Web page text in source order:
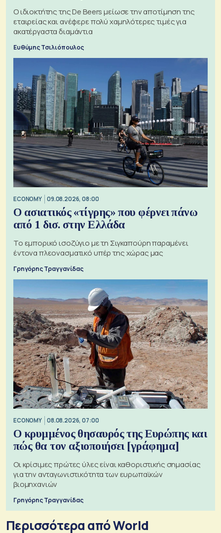
Ο ιδιοκτήτης της De Beers μείωσε την αποτίμηση της
εταιρείας και ανέφερε πολύ χαμηλότερες τιμές για
ακατέργαστα διαμάντια
Ευθύμης Τσιλιόπουλος
ECONOMY 09.08.2026, 08:00
Ο ασιατικός «τίγρης» που φέρνει πάνω
από 1 δισ. στην Ελλάδα
Το εμπορικό ισοζύγιο με τη Σιγκαπούρη παραμένει
έντονα πλεονασματικό υπέρ της χώρας μας
Γρηγόρης Τραγγανίδας
ECONOMY 08.08.2026, 07:00
Ο κρυμμένος θησαυρός της Ευρώπης και
πώς θα τον αξιοποιήσει [γράφημα]
Οι κρίσιμες πρώτες ύλες είναι καθοριστικής σημασίας
για την ανταγωνιστικότητα των ευρωπαϊκών
βιομηχανιών
Γρηγόρης Τραγγανίδας
Περισσότερα από World